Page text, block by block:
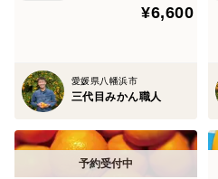
¥6,600
愛媛県八幡浜市
三代目みかん職人